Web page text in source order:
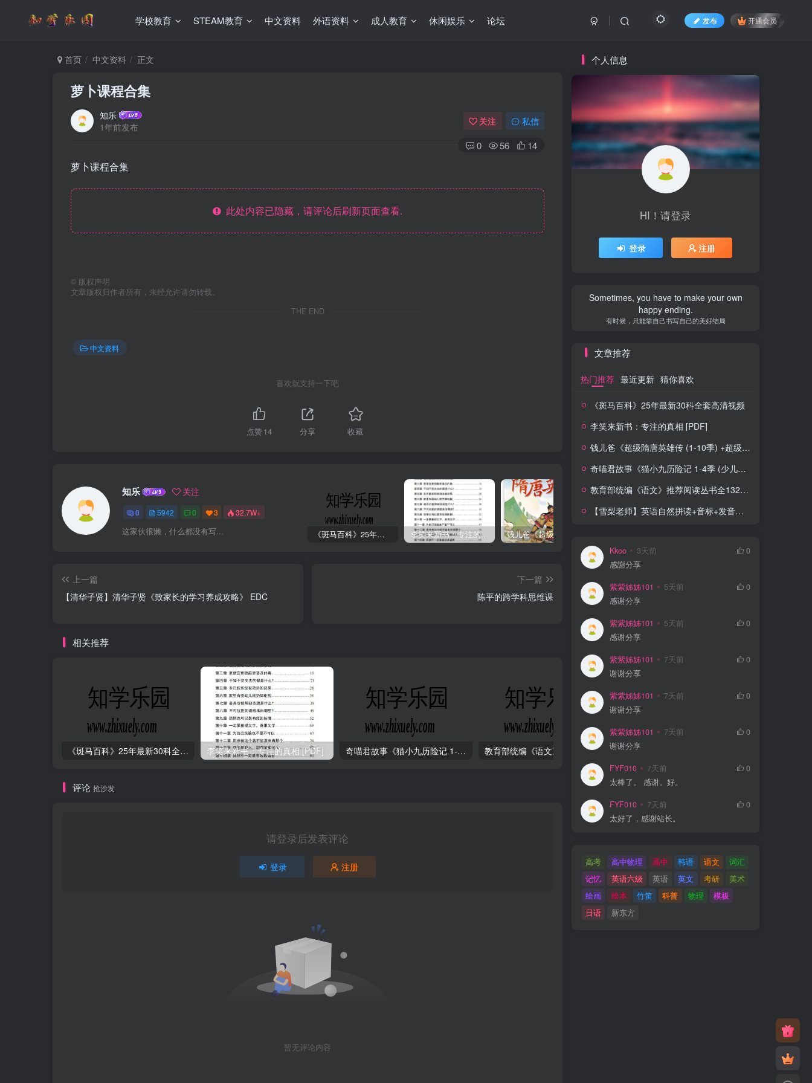
学校教育 STEAM教育 中文资料 外语资料 成人教育 休闲娱乐 论坛 发布 开通会员
首页 中文资料 正文
萝卜课程合集
知乐
1年前发布
关注 私信
0 56 14
萝卜课程合集
此处内容已隐藏，请评论后刷新页面查看.
© 版权声明
文章版权归作者所有，未经允许请勿转载。
THE END
中文资料
喜欢就支持一下吧
点赞14 分享 收藏
知乐 关注
0 5942 0 3 32.7W+
这家伙很懒，什么都没有写... 《斑马百科》25年最新30科全套高清视频 李笑来新书：专注的真相 [PDF]
上一篇
【清华子贤】清华子贤《致家长的学习养成攻略》 EDC
下一篇
陈平的跨学科思维课
相关推荐
《斑马百科》25年最新30科全套高清视频 李笑来新书：专注的真相 [PDF] 奇喵君故事《猫小九历险记 1-4季 (少儿大型奇幻冒险之旅) 教育部统编《语文》推荐阅读丛书全132种143册
评论 抢沙发
请登录后发表评论
登录 注册
暂无评论内容
个人信息
HI！请登录
登录 注册
Sometimes, you have to make your own
happy ending.
有时候，只能靠自己书写自己的美好结局
文章推荐
热门推荐 最近更新 猜你喜欢
《斑马百科》25年最新30科全套高清视频
李笑来新书：专注的真相 [PDF]
钱儿爸《超级隋唐英雄传 (1-10季) +超级隋唐英雄后传 (1-4季）
奇喵君故事《猫小九历险记 1-4季 (少儿大型奇幻冒险之旅)
教育部统编《语文》推荐阅读丛书全132种143册
【雪梨老师】英语自然拼读+音标+发音规则（精品课三合一）
Kkoo 3天前
0
感謝分享
紫紫姊姊101 5天前
0
感谢分享
紫紫姊姊101 5天前
0
感谢分享
紫紫姊姊101 7天前
0
谢谢分享
紫紫姊姊101 7天前
0
谢谢分享
紫紫姊姊101 7天前
0
谢谢分享
FYF010 7天前
0
太棒了。 感谢。好。
FYF010 7天前
0
太好了，感谢站长。
高考 高中物理 高中 韩语 语文
词汇
记忆
英语六级 英语 英文 考研
美术
绘画
绘本 竹笛 科普 物理
模板
日语
新东方